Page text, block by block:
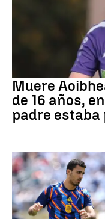
Muere
de 16 años,
padre estaba
Fútbol